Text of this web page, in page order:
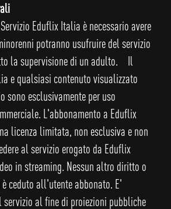
Eduflix Italia è necessario avere
potranno usufruire del servizio
la supervisione di un adulto. Il
e qualsiasi contenuto visualizzato
sono esclusivamente per uso
L'abbonamento a Eduflix
licenza limitata, non esclusiva e non
al servizio erogato da Eduflix
in streaming. Nessun altro diritto o
ceduto all'utente abbonato. E'
al fine di proiezioni pubbliche